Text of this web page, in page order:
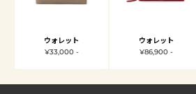
ウォレット
¥33,000 -
ウォレット
¥86,900 -